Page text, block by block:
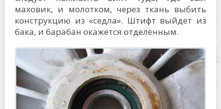
маховик, и молотком, через ткань выбить
конструкцию из «седла». Штифт выйдет из
бака, и барабан окажется отделённым.